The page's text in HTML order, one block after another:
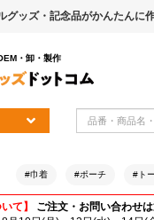
グッズ・記念品がかんたんに
・卸・製作
#巾着 #ポーチ #ト
て】
ご注文・お問い合わせ